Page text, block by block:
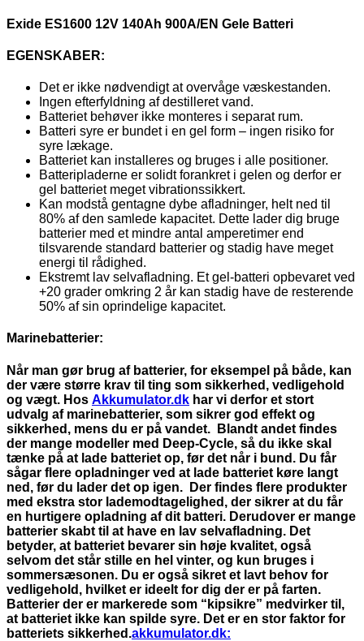
Exide ES1600 12V 140Ah 900A/EN Gele Batteri
EGENSKABER:
Det er ikke nødvendigt at overvåge væskestanden.
Ingen efterfyldning af destilleret vand.
Batteriet behøver ikke monteres i separat rum.
Batteri syre er bundet i en gel form – ingen risiko for
syre lækage.
Batteriet kan installeres og bruges i alle positioner.
Batteripladerne er solidt forankret i gelen og derfor er
gel batteriet meget vibrationssikkert.
Kan modstå gentagne dybe afladninger, helt ned til
80% af den samlede kapacitet. Dette lader dig bruge
batterier med et mindre antal amperetimer end
tilsvarende standard batterier og stadig have meget
energi til rådighed.
Ekstremt lav selvafladning. Et gel-batteri opbevaret ved
+20 grader omkring 2 år kan stadig have de resterende
50% af sin oprindelige kapacitet.
Marinebatterier:
Når man gør brug af batterier, for eksempel på både, kan
der være større krav til ting som sikkerhed, vedligehold
og vægt. Hos Akkumulator.dk har vi derfor et stort
udvalg af marinebatterier, som sikrer god effekt og
sikkerhed, mens du er på vandet. Blandt andet findes
der mange modeller med Deep-Cycle, så du ikke skal
tænke på at lade batteriet op, før det når i bund. Du får
sågar flere opladninger ved at lade batteriet køre langt
ned, før du lader det op igen. Der findes flere produkter
med ekstra stor lademodtagelighed, der sikrer at du får
en hurtigere opladning af dit batteri. Derudover er mange
batterier skabt til at have en lav selvafladning. Det
betyder, at batteriet bevarer sin høje kvalitet, også
selvom det står stille en hel vinter, og kun bruges i
sommersæsonen. Du er også sikret et lavt behov for
vedligehold, hvilket er ideelt for dig der er på farten.
Batterier der er markerede som “kipsikre” medvirker til,
at batteriet ikke kan spilde syre. Det er en stor faktor for
batteriets sikkerhed.akkumulator.dk: